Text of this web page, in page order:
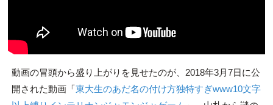
動画の冒頭から盛り上がりを見せたのが、2018年3月7日に公
開された動画「東大生のあだ名の付け方独特すぎwww10文字